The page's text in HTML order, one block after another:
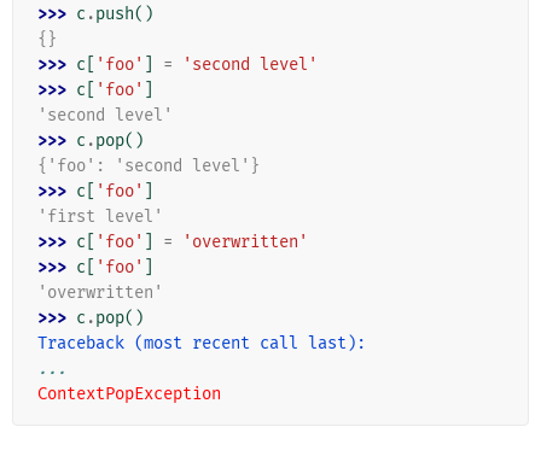
>>> c .push()
{}
>>> c 'foo' =
'second level'
>>> c 'foo'
'second level'
>>> c .pop()
{'foo': 'second level'}
>>> c 'foo'
'first level'
>>> c 'foo' =
'overwritten'
>>> c 'foo'
'overwritten'
>>> c .pop()
Traceback (most recent call last):
...
ContextPopException